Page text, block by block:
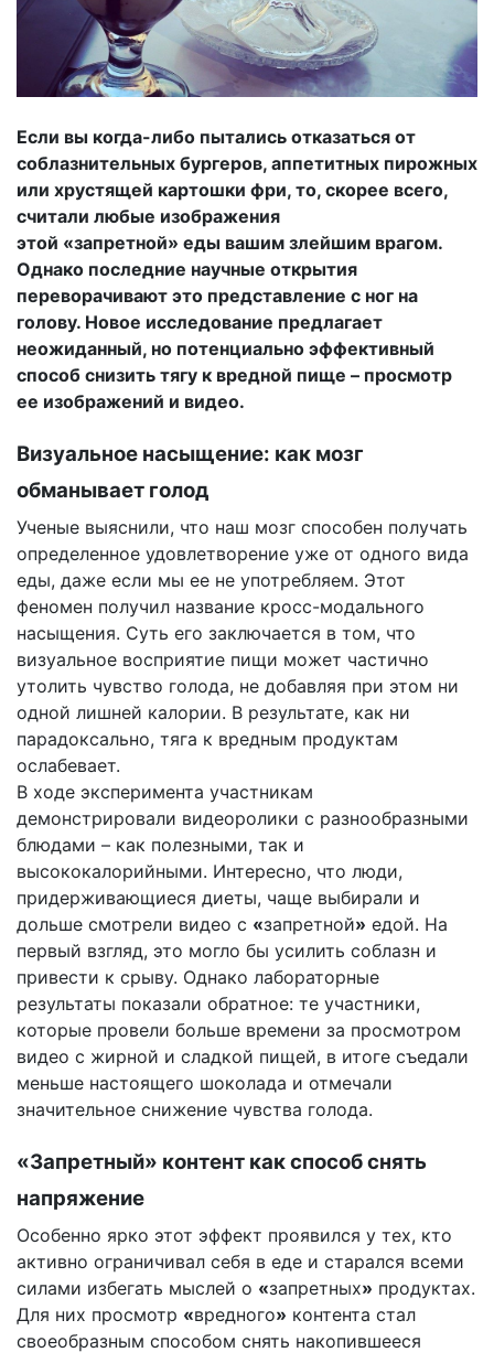
Если вы когда-либо пытались отказаться от
соблазнительных бургеров, аппетитных пирожных
или хрустящей картошки фри, то, скорее всего,
считали любые изображения
этой «запретной» еды вашим злейшим врагом.
Однако последние научные открытия
переворачивают это представление с ног на
голову. Новое исследование предлагает
неожиданный, но потенциально эффективный
способ снизить тягу к вредной пище – просмотр
ее изображений и видео.
Визуальное насыщение: как мозг
обманывает голод
Ученые выяснили, что наш мозг способен получать
определенное удовлетворение уже от одного вида
еды, даже если мы ее не употребляем. Этот
феномен получил название кросс-модального
насыщения. Суть его заключается в том, что
визуальное восприятие пищи может частично
утолить чувство голода, не добавляя при этом ни
одной лишней калории. В результате, как ни
парадоксально, тяга к вредным продуктам
ослабевает.
В ходе эксперимента участникам
демонстрировали видеоролики с разнообразными
блюдами – как полезными, так и
высококалорийными. Интересно, что люди,
придерживающиеся диеты, чаще выбирали и
дольше смотрели видео с «запретной» едой. На
первый взгляд, это могло бы усилить соблазн и
привести к срыву. Однако лабораторные
результаты показали обратное: те участники,
которые провели больше времени за просмотром
видео с жирной и сладкой пищей, в итоге съедали
меньше настоящего шоколада и отмечали
значительное снижение чувства голода.
«Запретный» контент как способ снять
напряжение
Особенно ярко этот эффект проявился у тех, кто
активно ограничивал себя в еде и старался всеми
силами избегать мыслей о «запретных» продуктах.
Для них просмотр «вредного» контента стал
своеобразным способом снять накопившееся